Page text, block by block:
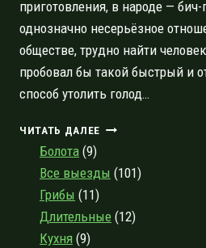
приготовления, в народе —
однозначно несерьёзное
обществе, трудно найти
пробовал бы такой быстрый и
способ утолить голод…
ЧИТАТЬ ДАЛЕЕ ЕЩЁ
О
БЫСТРОГО
ПРИГОТОВЛЕНИЯ
Болота (9)
Все выезды (101)
Грибы (11)
Длительные (12)
Кухня (9)